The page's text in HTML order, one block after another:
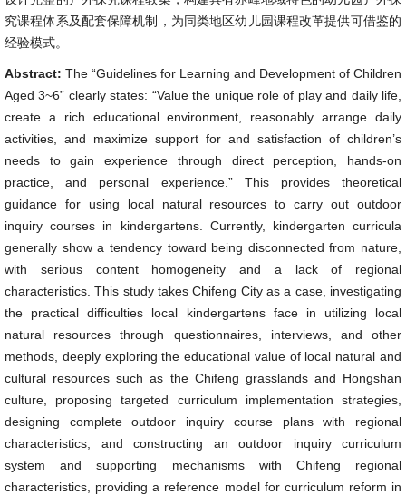
究课程体系及配套保障机制，为同类地区幼儿园课程改革提供可借鉴的
经验模式。
Abstract: The “Guidelines for Learning and Development of Children
Aged 3~6” clearly states: “Value the unique role of play and daily life,
create a rich educational environment, reasonably arrange daily
activities, and maximize support for and satisfaction of children’s
needs to gain experience through direct perception, hands-on
practice, and personal experience.” This provides theoretical
guidance for using local natural resources to carry out outdoor
inquiry courses in kindergartens. Currently, kindergarten curricula
generally show a tendency toward being disconnected from nature,
with serious content homogeneity and a lack of regional
characteristics. This study takes Chifeng City as a case, investigating
the practical difficulties local kindergartens face in utilizing local
natural resources through questionnaires, interviews, and other
methods, deeply exploring the educational value of local natural and
cultural resources such as the Chifeng grasslands and Hongshan
culture, proposing targeted curriculum implementation strategies,
designing complete outdoor inquiry course plans with regional
characteristics, and constructing an outdoor inquiry curriculum
system and supporting mechanisms with Chifeng regional
characteristics, providing a reference model for curriculum reform in